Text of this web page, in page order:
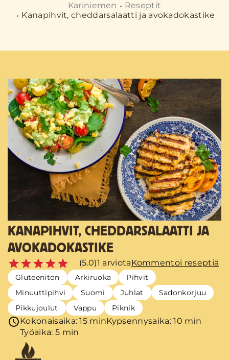
Kariniemen
Reseptit
Kanapihvit, cheddarsalaatti ja avokadokastike
KANAPIHVIT, CHEDDARSALAATTI JA
AVOKADOKASTIKE
(5.0)1 arviotaKommentoi reseptiä
Gluteeniton Arkiruoka
Pihvit
Minuuttipihvi
Suomi Juhlat
Sadonkorjuu
Pikkujoulut
Vappu Piknik
Kokonaisaika: 15 minKypsennysaika: 10 min
Työaika: 5 min